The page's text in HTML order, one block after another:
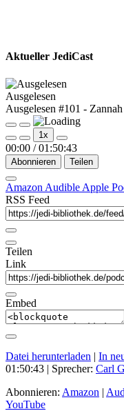
Aktueller JediCast
Ausgelesen
Ausgelesen #101 -
Play
Episode
Pause
Episode
1x
00:00 / 01:50:43
Abonnieren Teilen
Amazon Audible Apple
RSS Feed
Teilen
Link
Embed
Datei herunterladen | In
01:50:43 | Sprecher: Carl
Abonnieren: Amazon |
YouTube